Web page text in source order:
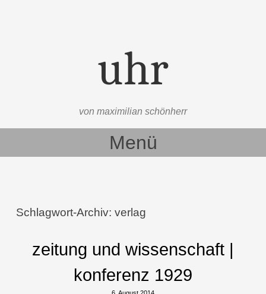
uhr
von maximilian schönherr
Menü
Schlagwort-Archiv:verlag
zeitung und wissenschaft |
konferenz 1929